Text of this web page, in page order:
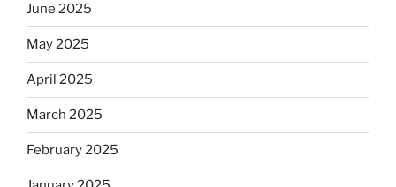
June 2025
May 2025
April 2025
March 2025
February 2025